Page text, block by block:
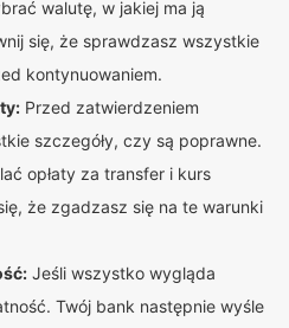
walutę, w jakiej ma ją
się, że sprawdzasz wszystkie
kontynuowaniem.
Przed zatwierdzeniem
szczegóły, czy są poprawne.
opłaty za transfer i kurs
że zgadzasz się na te warunki
Jeśli wszystko wygląda
Twój bank następnie wyśle